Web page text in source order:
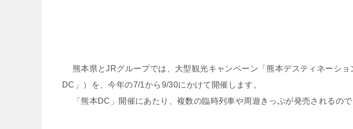
熊本県とJRグループでは、大型観光キャンペーン「熊本デスティネーショ
DC」）を、今年の7/1から9/30にかけて開催します。
「熊本DC」開催にあたり、複数の臨時列車や周遊きっぷが発売されるので